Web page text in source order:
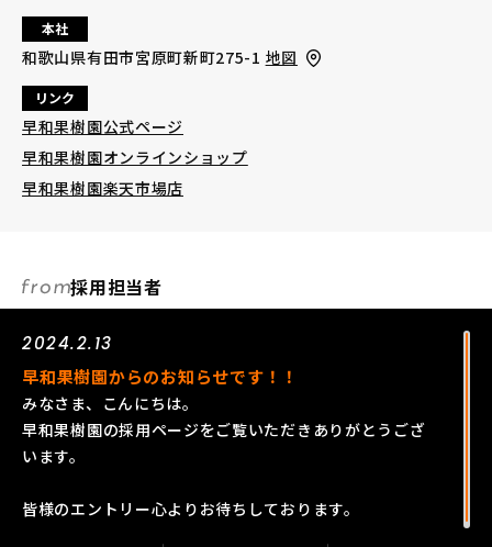
本社
和歌山県有田市宮原町新町275-1 地図
リンク
早和果樹園公式ページ
早和果樹園オンラインショップ
早和果樹園楽天市場店
採用担当者
2024.2.13
早和果樹園からのお知らせです！！
みなさま、こんにちは。
早和果樹園の採用ページをご覧いただきありがとうござ
います。
皆様のエントリー心よりお待ちしております。